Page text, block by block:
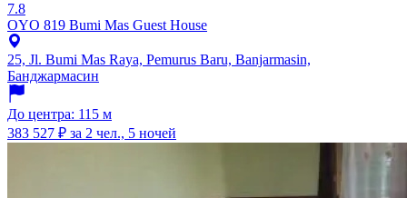
7.8
OYO 819 Bumi Mas Guest House
25, Jl. Bumi Mas Raya, Pemurus Baru, Banjarmasin,
Банджармасин
До центра: 115 м
383 527 ₽ за 2 чел., 5 ночей